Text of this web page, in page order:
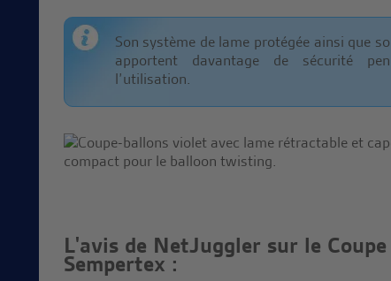
Son système de lame protégée ainsi que
apportent davantage de sécurité
l’utilisation.
L'avis de NetJuggler sur le
Sempertex :